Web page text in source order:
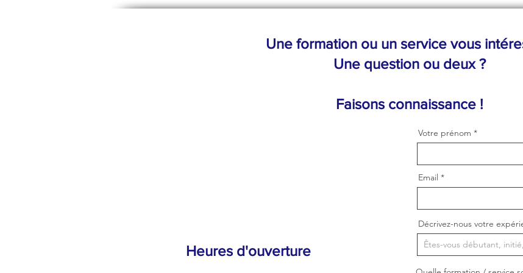
Une formation ou un service vous
Une question ou deux ?
Faisons connaissance !
Heures d'ouverture
Votre prénom
Email
Décrivez-nous votre